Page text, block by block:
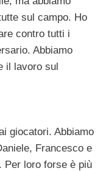
sul campo. Ho
contro tutti i
Abbiamo
il lavoro sul
giocatori. Abbiamo
Francesco e
Per loro forse è più